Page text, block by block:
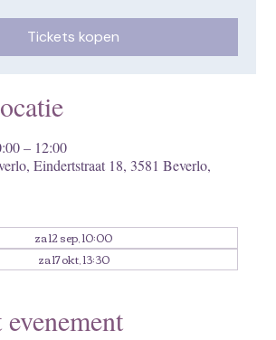
Tickets kopen
– 12:00
Eindertstraat 18, 3581 Beverlo,
za 12 sep, 10:00
za 17 okt, 13:30